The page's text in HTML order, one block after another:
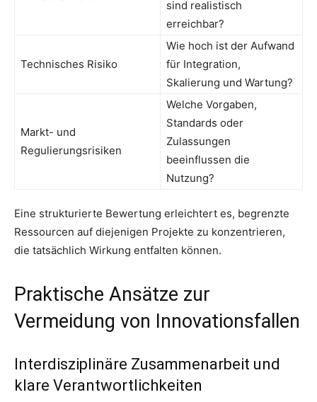
sind realistisch
erreichbar?
Technisches Risiko
Wie hoch ist der Aufwand
für Integration,
Skalierung und Wartung?
Markt- und
Regulierungsrisiken
Welche Vorgaben,
Standards oder
Zulassungen
beeinflussen die
Nutzung?
Eine strukturierte Bewertung erleichtert es, begrenzte
Ressourcen auf diejenigen Projekte zu konzentrieren,
die tatsächlich Wirkung entfalten können.
Praktische Ansätze zur
Vermeidung von Innovationsfallen
Interdisziplinäre Zusammenarbeit und
klare Verantwortlichkeiten